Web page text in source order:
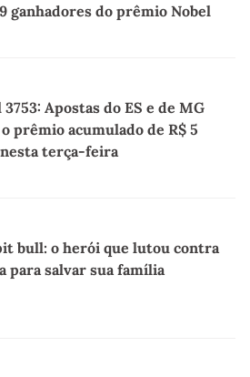
ganhadores do prêmio Nobel
Apostas do ES e de MG
prêmio acumulado de R$ 5
terça-feira
bull: o herói que lutou contra
para salvar sua família